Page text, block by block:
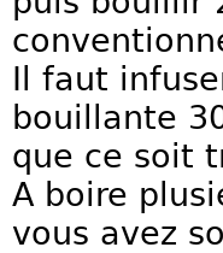
Il faut
bouillante
que ce soit
A boire
vous avez